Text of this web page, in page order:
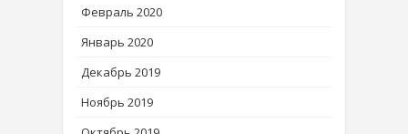
Февраль 2020
Январь 2020
Декабрь 2019
Ноябрь 2019